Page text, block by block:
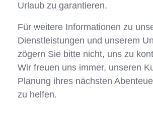
Urlaub zu garantieren.
Für weitere Informationen zu
Dienstleistungen und unserem
zögern Sie bitte nicht, uns zu
Wir freuen uns immer, unseren
Planung ihres nächsten
zu helfen.